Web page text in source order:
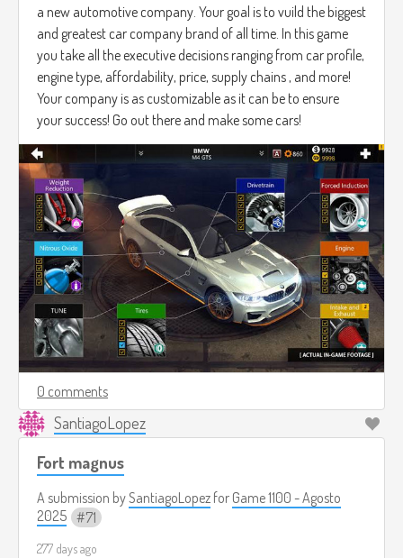
a new automotive company. Your goal is to vuild the biggest
and greatest car company brand of all time. In this game
you take all the executive decisions ranging from car profile,
engine type, affordability, price, supply chains , and more!
Your company is as customizable as it can be to ensure
your success! Go out there and make some cars!
0 comments
SantiagoLopez
Fort magnus
A submission bySantiagoLopez for Game 1100 - Agosto
2025
71
277 days ago